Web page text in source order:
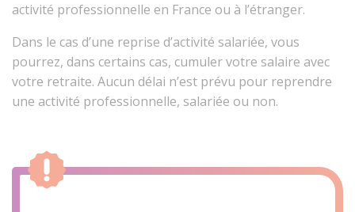
activité professionnelle en France ou à l’étranger.
Dans le cas d’une reprise d’activité salariée, vous
pourrez, dans certains cas, cumuler votre salaire avec
votre retraite. Aucun délai n’est prévu pour reprendre
une activité professionnelle, salariée ou non.